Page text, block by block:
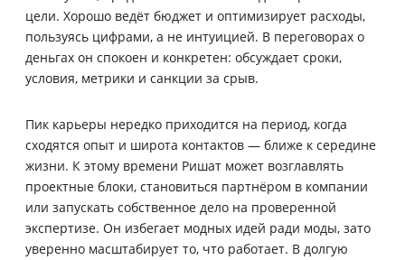
цели. Хорошо ведёт бюджет и оптимизирует расходы,
пользуясь цифрами, а не интуицией. В переговорах о
деньгах он спокоен и конкретен: обсуждает сроки,
условия, метрики и санкции за срыв.
Пик карьеры нередко приходится на период, когда
сходятся опыт и широта контактов — ближе к середине
жизни. К этому времени Ришат может возглавлять
проектные блоки, становиться партнёром в компании
или запускать собственное дело на проверенной
экспертизе. Он избегает модных идей ради моды, зато
уверенно масштабирует то, что работает. В долгую